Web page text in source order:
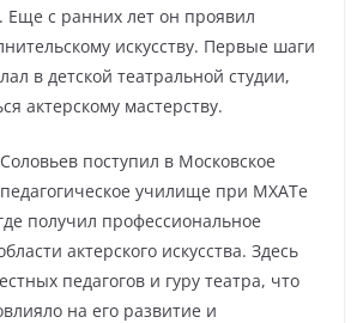
Еще с ранних лет он проявил
искусству. Первые шаги
в детской театральной студии,
актерскому мастерству.
поступил в Московское
училище при МХАТе
получил профессиональное
актерского искусства. Здесь
педагогов и гуру театра, что
на его развитие и